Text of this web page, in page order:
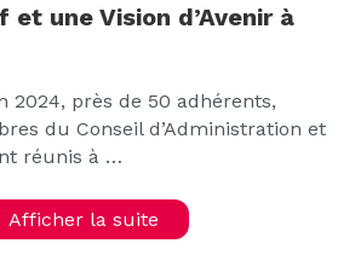
et une Vision d’Avenir à
2024, près de 50 adhérents,
du Conseil d’Administration et
réunis à …
Afficher la suite